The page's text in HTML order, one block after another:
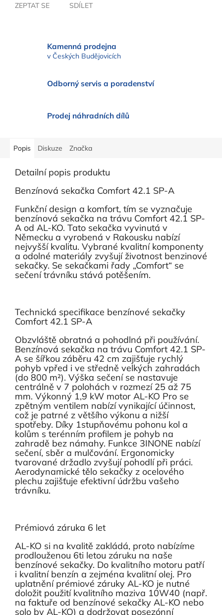
ZEPTAT SE SDÍLET
Kamenná prodejna
v Českých Budějovicích
Odborný servis a poradenství
Prodej náhradních dílů
Popis Diskuze Značka
Detailní popis produktu
Benzínová sekačka Comfort 42.1 SP-A
Funkční design a komfort, tím se vyznačuje
benzínová sekačka na trávu Comfort 42.1 SP-
A od AL-KO. Tato sekačka vyvinutá v
Německu a vyrobená v Rakousku nabízí
nejvyšší kvalitu. Vybrané kvalitní komponenty
a odolné materiály zvyšují životnost benzinové
sekačky. Se sekačkami řady „Comfort“ se
sečení trávníku stává potěšením.
Technická specifikace benzínové sekačky
Comfort 42.1 SP-A
Obzvláště obratná a pohodlná při používání.
Benzínová sekačka na trávu Comfort 42.1 SP-
A se šířkou záběru 42 cm zajišťuje rychlý
pohyb vpřed i ve středně velkých zahradách
(do 800 m²). Výška sečení se nastavuje
centrálně v 7 polohách v rozmezí 25 až 75
mm. Výkonný 1,9 kW motor AL-KO Pro se
zpětným ventilem nabízí vynikající účinnost,
což je patrné z většího výkonu a nižší
spotřeby. Díky 1stupňovému pohonu kol a
kolům s terénním profilem je pohyb na
zahradě bez námahy. Funkce 3INONE nabízí
sečení, sběr a mulčování. Ergonomicky
tvarované držadlo zvyšují pohodlí při práci.
Aerodynamické tělo sekačky z ocelového
plechu zajišťuje efektivní údržbu vašeho
trávníku.
Prémiová záruka 6 let
AL-KO si na kvalitě zakládá, proto nabízíme
prodlouženou 6ti letou záruku na naše
benzínové sekačky. Do kvalitního motoru patří
i kvalitní benzín a zejména kvalitní olej. Pro
uplatnění prémiové záruky AL-KO je nutné
doložit použití kvalitního maziva 10W40 (např.
na faktuře od benzínové sekačky AL-KO nebo
solo by AL-KO) a dodržovat posezónní